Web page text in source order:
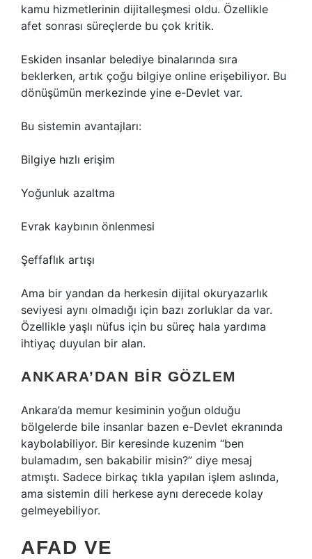
kamu hizmetlerinin dijitalleşmesi oldu. Özellikle
afet sonrası süreçlerde bu çok kritik.
Eskiden insanlar belediye binalarında sıra
beklerken, artık çoğu bilgiye online erişebiliyor. Bu
dönüşümün merkezinde yine e-Devlet var.
Bu sistemin avantajları:
Bilgiye hızlı erişim
Yoğunluk azaltma
Evrak kaybının önlenmesi
Şeffaflık artışı
Ama bir yandan da herkesin dijital okuryazarlık
seviyesi aynı olmadığı için bazı zorluklar da var.
Özellikle yaşlı nüfus için bu süreç hala yardıma
ihtiyaç duyulan bir alan.
ANKARA’DAN BIR GÖZLEM
Ankara’da memur kesiminin yoğun olduğu
bölgelerde bile insanlar bazen e-Devlet ekranında
kaybolabiliyor. Bir keresinde kuzenim “ben
bulamadım, sen bakabilir misin?” diye mesaj
atmıştı. Sadece birkaç tıkla yapılan işlem aslında,
ama sistemin dili herkese aynı derecede kolay
gelmeyebiliyor.
AFAD VE